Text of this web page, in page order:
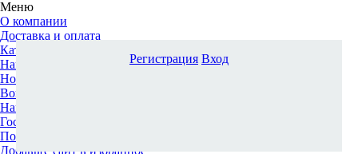
Меню
О компании
Доставка и оплата
Каталог
Наши офисы
Новости и новинки
Вопрос-ответ
Наша команда
Гос. заказчикам
Поставщикам
Добавьте сайт в избранное
Регистрация Вход